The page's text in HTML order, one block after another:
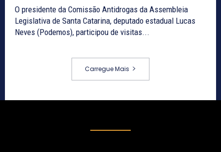
O presidente da Comissão Antidrogas da Assembleia
Legislativa de Santa Catarina, deputado estadual Lucas
Neves (Podemos), participou de visitas...
Carregue Mais